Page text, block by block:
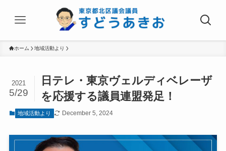
ホーム 地域活動より
日テレ・東京ヴェルディベレーザ
を応援する議員連盟発足！
2021
5/29
地域活動より December 5, 2024